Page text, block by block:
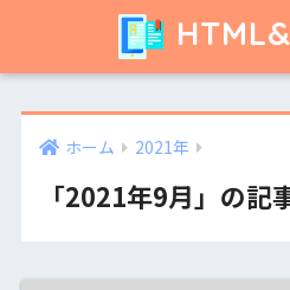
ホーム 2021年
「2021年9月」の記